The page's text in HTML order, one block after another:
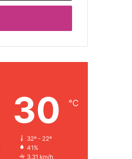
30 ℃
32º - 22º
41%
3.31 km/h